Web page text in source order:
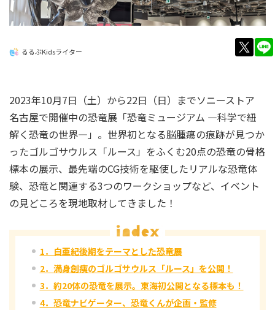
るるぶKidsライター
2023年10月7日（土）から22日（日）までソニーストア
名古屋で開催中の恐竜展「恐竜ミュージアム ―科学で紐
解く恐竜の世界―」。世界初となる脳腫瘍の痕跡が見つか
ったゴルゴサウルス「ルース」をふくむ20点の恐竜の骨格
標本の展示、最先端のCG技術を駆使したリアルな恐竜体
験、恐竜と関連する3つのワークショップなど、イベント
の見どころを現地取材してきました！
1．白亜紀後期をテーマとした恐竜展
2．満身創痍のゴルゴサウルス「ルース」を公開！
3．約20体の恐竜を展示。東海初公開となる標本も！
4．恐竜ナビゲーター、恐竜くんが企画・監修